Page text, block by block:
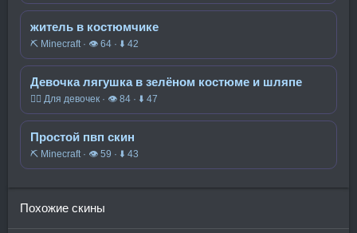
житель в костюмчике
⛏️ Minecraft · 👁 64 · ⬇ 42
Девочка лягушка в зелёном костюме и шляпе
🧍‍♀️ Для девочек · 👁 84 · ⬇ 47
Простой пвп скин
⛏️ Minecraft · 👁 59 · ⬇ 43
Похожие скины